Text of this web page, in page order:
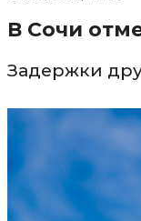
В Сочи
Задержки